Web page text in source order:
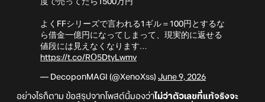
よくFFシリーズで言われる1ギル＝100円とするな
ら借金一億円になってしまって、現実的に返せる
値段には見えなくなります…
https://t.co/RO5DtyLwmv
— DecoponMAGI (@XenoXss) June 9, 2026
อย่างไรก็ตาม ข้อสรุปจากโพสต์นี้มองว่าไม่ว่าตัวเลขที่แท้จริงจะ